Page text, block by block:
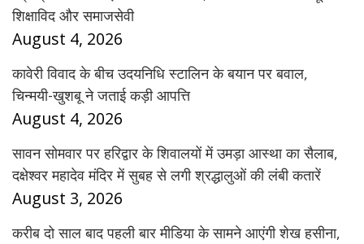
शिक्षाविद और समाजसेवी
August 4, 2026
कावेरी विवाद के बीच उदयनिधि स्टालिन के बयान पर बवाल,
चिन्मयी-खुशबू ने जताई कड़ी आपत्ति
August 4, 2026
सावन सोमवार पर हरिद्वार के शिवालयों में उमड़ा आस्था का सैलाब,
दक्षेश्वर महादेव मंदिर में सुबह से लगी श्रद्धालुओं की लंबी कतारें
August 3, 2026
करीब दो साल बाद पहली बार मीडिया के सामने आएंगी शेख हसीना,